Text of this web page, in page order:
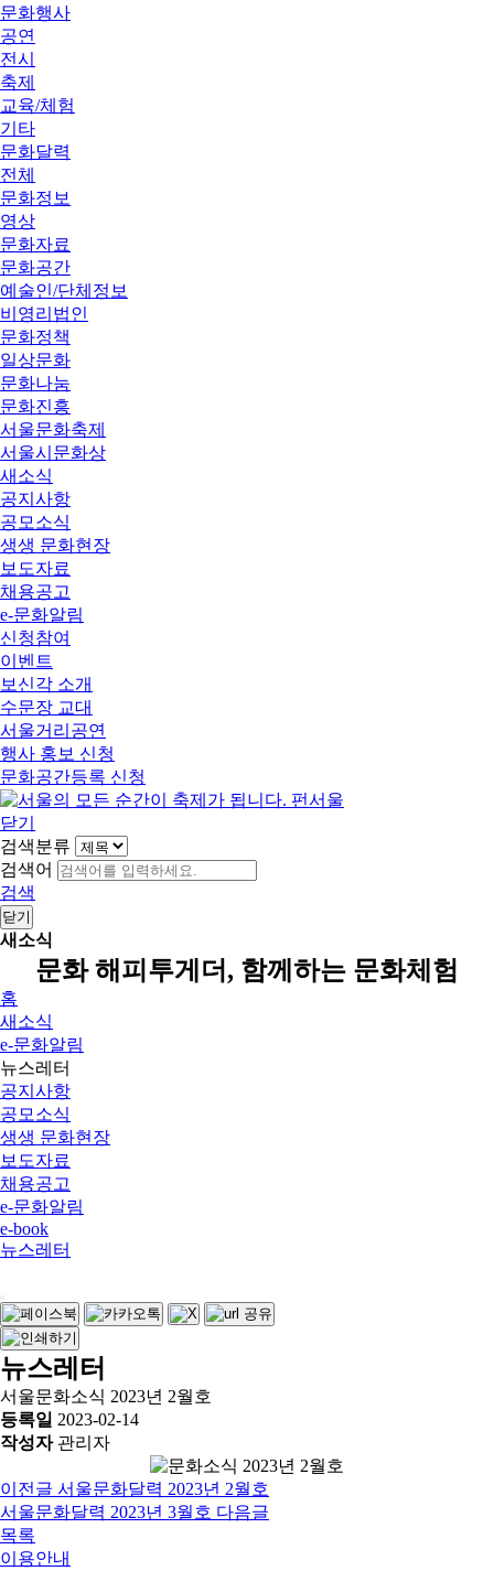
문화행사
공연
전시
축제
교육/체험
기타
문화달력
전체
문화정보
영상
문화자료
문화공간
예술인/단체정보
비영리법인
문화정책
일상문화
문화나눔
문화진흥
서울문화축제
서울시문화상
새소식
공지사항
공모소식
생생 문화현장
보도자료
채용공고
e-문화알림
신청참여
이벤트
보신각 소개
수문장 교대
서울거리공연
행사 홍보 신청
문화공간등록 신청
닫기
검색분류
검색어
검색
닫기
새소식
문화 해피투게더, 함께하는 문화체험
홈
새소식
e-문화알림
뉴스레터
공지사항
공모소식
생생 문화현장
보도자료
채용공고
e-문화알림
e-book
뉴스레터
뉴스레터
서울문화소식 2023년 2월호
등록일 2023-02-14
작성자 관리자
이전글 서울문화달력 2023년 2월호
서울문화달력 2023년 3월호 다음글
목록
이용안내